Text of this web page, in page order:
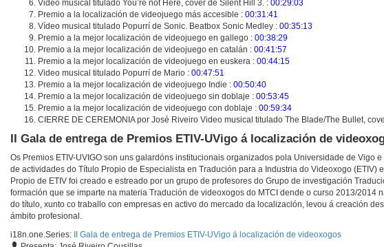
Video musical titulado You’re not Here, cover de Silent Hill 3. : 00:29:03
Premio a la localización de videojuego más accesible : 00:31:41
Vídeo musical titulado Popurrí de Sonic. Beatbox Sonic Medley : 00:35:13
Premio a la mejor localización de videojuego en gallego : 00:38:29
Premio a la mejor localización de videojuego en catalán : 00:41:57
Premio a la mejor localización de videojuego en euskera : 00:44:15
Video musical titulado Popurrí de Mario : 00:47:51
Premio a la mejor localización de videojuego Indie : 00:50:40
Premio a la mejor localización de videojuego sin doblaje : 00:53:45
Premio a la mejor localización de videojuego con doblaje : 00:59:34
CIERRE DE CEREMONIA por José Riveiro Video musical titulado The Blade/The Bullet,
II Gala de entrega de Premios ETIV-UVigo á localización de
Os Premios ETIV-UVIGO son uns galardóns institucionais organizados pola Universidade de Vigo
de actividades do Título Propio de Especialista en Tradución para a Industria do Videoxogo
Propio de ETIV foi creado e estreado por un grupo de profesores do Grupo de investigación
formación que se imparte na materia Tradución de videoxogos do MTCI dende o curso 2013/
do título, xunto co traballo con empresas en activo do mercado da localización, levou á creación
ámbito profesional.
i18n.one.Series:
II Gala de entrega de Premios ETIV-UVigo á localización de videoxogos